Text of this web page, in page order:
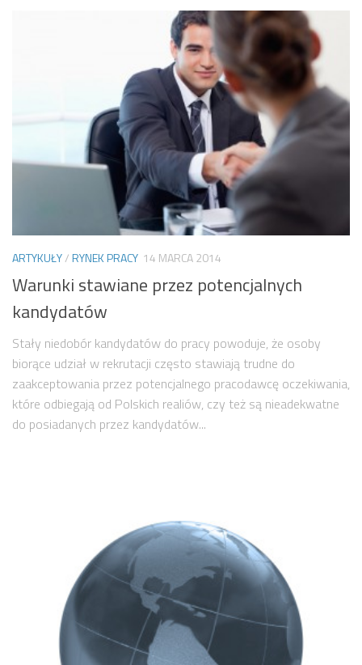
ARTYKUŁY/RYNEK PRACY 14 MARCA 2014
Warunki stawiane przez potencjalnych
kandydatów
Stały niedobór kandydatów do pracy powoduje, że osoby
biorące udział w rekrutacji często stawiają trudne do
zaakceptowania przez potencjalnego pracodawcę oczekiwania,
które odbiegają od Polskich realiów, czy też są nieadekwatne
do posiadanych przez kandydatów...